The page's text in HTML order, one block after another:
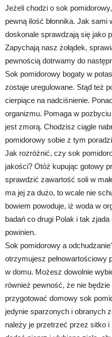
Jeżeli chodzi o sok
pewną ilość błonnika. Jak sami
doskonale sprawdzają się jako
Zapychają nasz żołądek,
pewnością dotrwamy do
Sok pomidorowy bogaty w
zostaje uregulowane. Stąd też
cierpiące na nadciśnienie.
organizmu. Pomaga w
jest zmorą. Chodzisz ciągle
pomidorowy sobie z tym
Jak rozróżnić, czy sok
jakości? Otóż kupując gotowy
sprawdzić zawartość soli w
ma jej za dużo, to wcale nie
bowiem powoduje, iż woda w
badań co drugi Polak i tak
powinien.
Sok pomidorowy a
otrzymujesz pełnowartościowy
w domu. Możesz dowolnie
również pewność, że nie
przygotować domowy sok
jedynie sparzonych i obranych
należy je przetrzeć przez sitko